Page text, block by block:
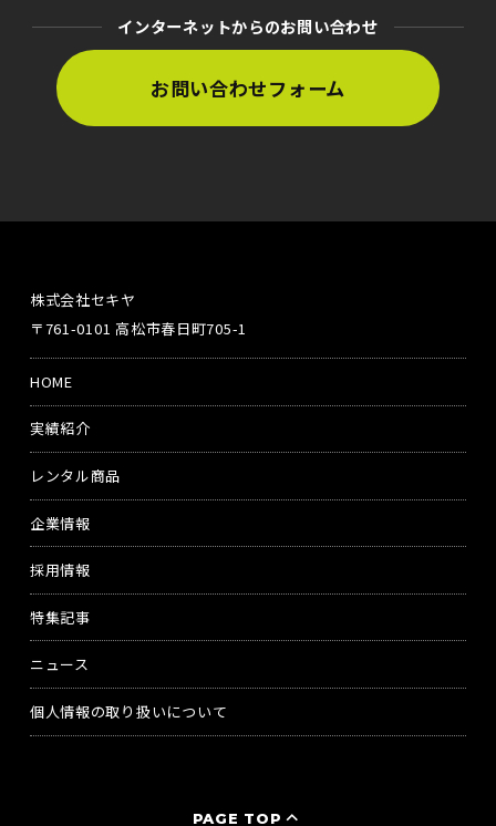
インターネットからのお問い合わせ
お問い合わせフォーム
株式会社セキヤ
〒761-0101 高松市春日町705-1
HOME
実績紹介
レンタル商品
企業情報
採用情報
特集記事
ニュース
個人情報の取り扱いについて
PAGE TOP